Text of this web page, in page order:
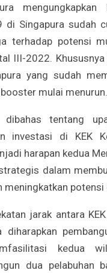
mengungkapkan
di Singapura sudah
terhadap potensi
III-2022.
yang sudah
mulai menurun.
dibahas tentang
investasi di KEK
harapan kedua
dalam
meningkatkan potensi
jarak antara
diharapkan
kedua
dua pelabuhan